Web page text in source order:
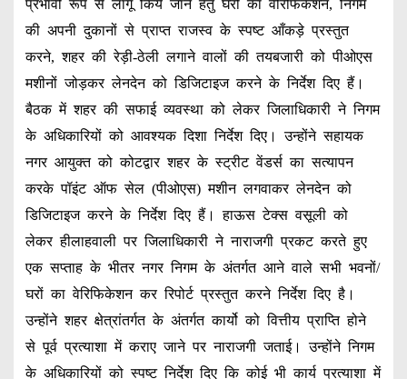
प्रभावी रूप से लागू किये जाने हेतु घरों का वेरिफिकेशन, निगम
की अपनी दुकानों से प्राप्त राजस्व के स्पष्ट आँकड़े प्रस्तुत
करने, शहर की रेड़ी-ठेली लगाने वालों की तयबजारी को पीओएस
मशीनों जोड़कर लेनदेन को डिजिटाइज करने के निर्देश दिए हैं।
बैठक में शहर की सफाई व्यवस्था को लेकर जिलाधिकारी ने निगम
के अधिकारियों को आवश्यक दिशा निर्देश दिए। उन्होंने सहायक
नगर आयुक्त को कोटद्वार शहर के स्ट्रीट वेंडर्स का सत्यापन
करके पॉइंट ऑफ सेल (पीओएस) मशीन लगवाकर लेनदेन को
डिजिटाइज करने के निर्देश दिए हैं। हाऊस टेक्स वसूली को
लेकर हीलाहवाली पर जिलाधिकारी ने नाराजगी प्रकट करते हुए
एक सप्ताह के भीतर नगर निगम के अंतर्गत आने वाले सभी भवनों/
घरों का वेरिफिकेशन कर रिपोर्ट प्रस्तुत करने निर्देश दिए है।
उन्होंने शहर क्षेत्रांतर्गत के अंतर्गत कार्यो को वित्तीय प्राप्ति होने
से पूर्व प्रत्याशा में कराए जाने पर नाराजगी जताई। उन्होंने निगम
के अधिकारियों को स्पष्ट निर्देश दिए कि कोई भी कार्य प्रत्याशा में